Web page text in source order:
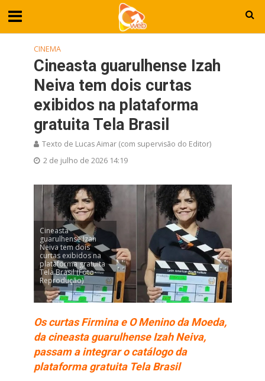
CINEMA
Cineasta guarulhense Izah
Neiva tem dois curtas
exibidos na plataforma
gratuita Tela Brasil
Texto de Lucas Aimar (com supervisão do Editor)
2 de julho de 2026 14:19
Cineasta
guarulhense Izah
Neiva tem dois
curtas exibidos na
plataforma gratuita
Tela Brasil (Foto-
Reprodução)
Os curtas Firmina e O Menino da Moeda,
da cineasta guarulhense Izah Neiva,
passam a integrar o catálogo da
plataforma gratuita Tela Brasil